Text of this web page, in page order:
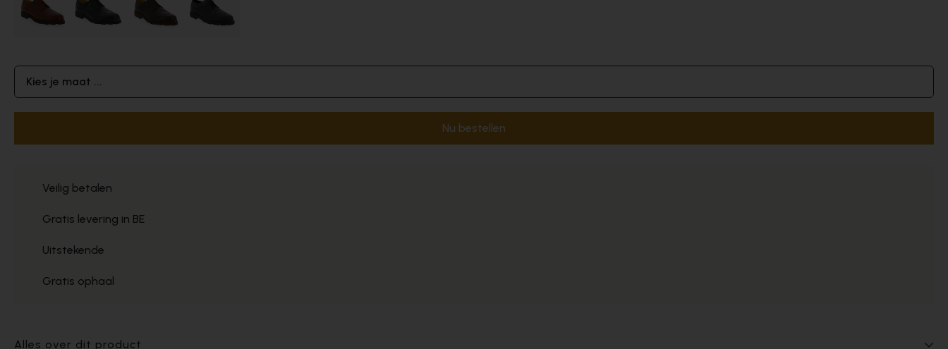
Kies je maat ...
Nu bestellen
Veilig betalen
Gratis levering in BE
Uitstekende
Gratis ophaal
Alles over dit product